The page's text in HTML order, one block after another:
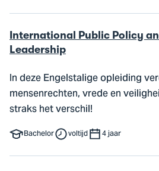
International Public Policy
Leadership
In deze Engelstalige opleiding
mensenrechten, vrede en
straks het verschil!
Bachelor voltijd 4 jaar